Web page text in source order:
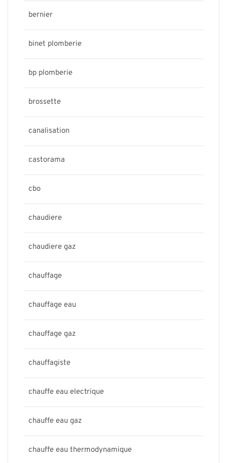
bernier
binet plomberie
bp plomberie
brossette
canalisation
castorama
cbo
chaudiere
chaudiere gaz
chauffage
chauffage eau
chauffage gaz
chauffagiste
chauffe eau electrique
chauffe eau gaz
chauffe eau thermodynamique